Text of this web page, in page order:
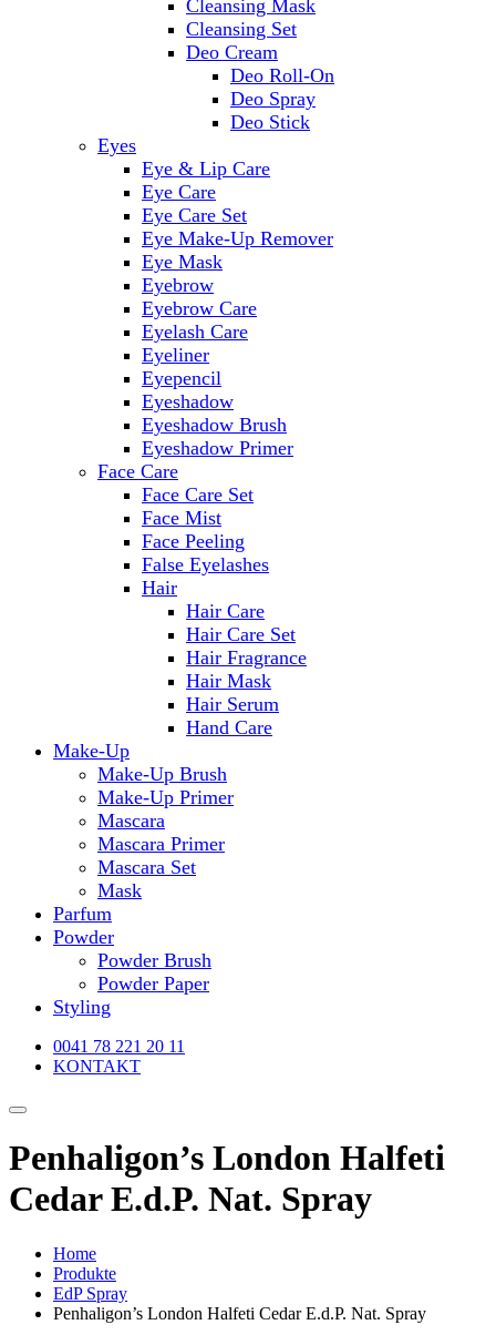
Cleansing Mask
Cleansing Set
Deo Cream
Deo Roll-On
Deo Spray
Deo Stick
Eyes
Eye & Lip Care
Eye Care
Eye Care Set
Eye Make-Up Remover
Eye Mask
Eyebrow
Eyebrow Care
Eyelash Care
Eyeliner
Eyepencil
Eyeshadow
Eyeshadow Brush
Eyeshadow Primer
Face Care
Face Care Set
Face Mist
Face Peeling
False Eyelashes
Hair
Hair Care
Hair Care Set
Hair Fragrance
Hair Mask
Hair Serum
Hand Care
Make-Up
Make-Up Brush
Make-Up Primer
Mascara
Mascara Primer
Mascara Set
Mask
Parfum
Powder
Powder Brush
Powder Paper
Styling
0041 78 221 20 11
KONTAKT
Penhaligon’s London Halfeti
Cedar E.d.P. Nat. Spray
Home
Produkte
EdP Spray
Penhaligon’s London Halfeti Cedar E.d.P. Nat. Spray